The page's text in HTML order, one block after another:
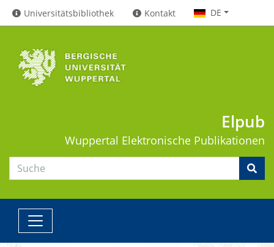
Universitätsbibliothek Kontakt DE
Elpub
Wuppertal Elektronische Publikationen